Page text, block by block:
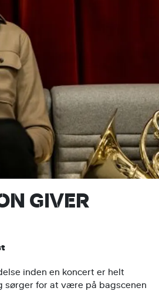
GIVER
inden en koncert er helt
sørger for at være på bagscenen